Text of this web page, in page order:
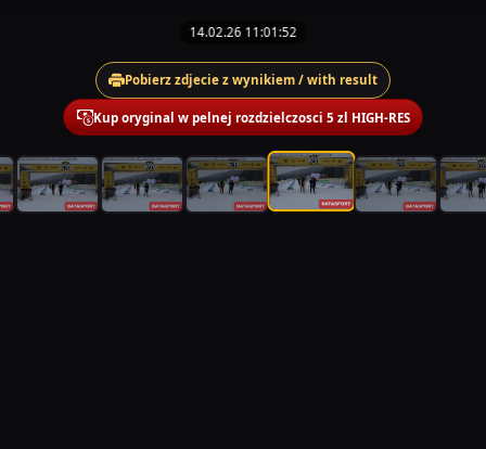
14.02.26 11:01:52
Pobierz zdjecie z wynikiem / with result
Kup oryginal w pelnej rozdzielczosci 5 zl HIGH-RES